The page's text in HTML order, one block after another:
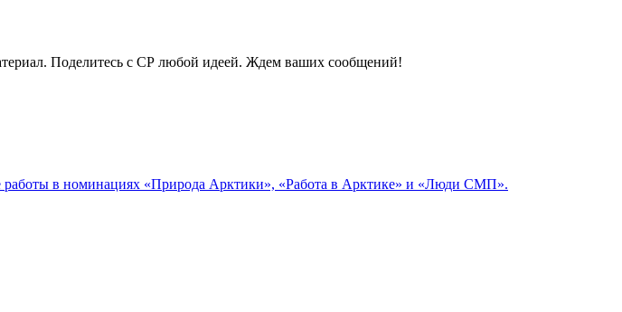
Поделитесь с СР любой идеей. Ждем ваших сообщений!
работы в номинациях «Природа Арктики», «Работа в Арктике» и «Люди СМП».